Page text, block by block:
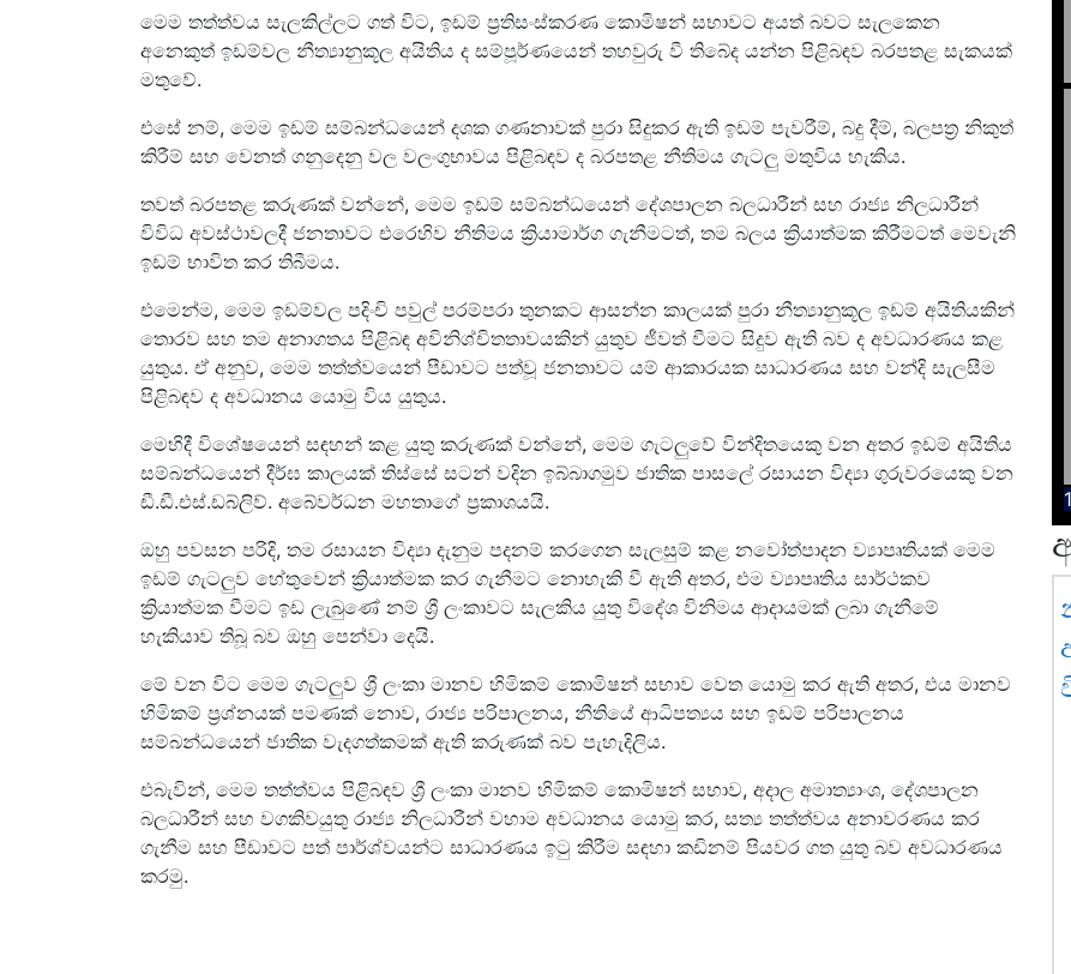
මෙම තත්ත්වය සැලකිල්ලට ගත් විට, ඉඩම් ප්‍රතිසංස්කරණ කොමිෂන් සභාවට අයත් බවට සැලකෙන
අනෙකුත් ඉඩම්වල නීත්‍යානුකූල අයිතිය ද සම්පූර්ණයෙන් තහවුරු වී තිබේද යන්න පිළිබඳව බරපතළ සැකයක්
මතුවේ.
එසේ නම්, මෙම ඉඩම් සම්බන්ධයෙන් දශක ගණනාවක් පුරා සිදුකර ඇති ඉඩම් පැවරීම්, බදු දීම්, බලපත්‍ර නිකුත්
කිරීම් සහ වෙනත් ගනුදෙනු වල වලංගුභාවය පිළිබඳව ද බරපතළ නීතිමය ගැටලු මතුවිය හැකිය.
තවත් බරපතළ කරුණක් වන්නේ, මෙම ඉඩම් සම්බන්ධයෙන් දේශපාලන බලධාරීන් සහ රාජ්‍ය නිලධාරීන්
විවිධ අවස්ථාවලදී ජනතාවට එරෙහිව නීතිමය ක්‍රියාමාර්ග ගැනීමටත්, තම බලය ක්‍රියාත්මක කිරීමටත් මෙවැනි
ඉඩම් භාවිත කර තිබීමය.
එමෙන්ම, මෙම ඉඩම්වල පදිංචි පවුල් පරම්පරා තුනකට ආසන්න කාලයක් පුරා නීත්‍යානුකූල ඉඩම් අයිතියකින්
තොරව සහ තම අනාගතය පිළිබඳ අවිනිශ්චිතතාවයකින් යුතුව ජීවත් වීමට සිදුව ඇති බව ද අවධාරණය කළ
යුතුය. ඒ අනුව, මෙම තත්ත්වයෙන් පීඩාවට පත්වූ ජනතාවට යම් ආකාරයක සාධාරණය සහ වන්දි සැලසීම
පිළිබඳව ද අවධානය යොමු විය යුතුය.
මෙහිදී විශේෂයෙන් සඳහන් කළ යුතු කරුණක් වන්නේ, මෙම ගැටලුවේ වින්දිතයෙකු වන අතර ඉඩම් අයිතිය
සම්බන්ධයෙන් දීර්ඝ කාලයක් තිස්සේ සටන් වදින ඉබ්බාගමුව ජාතික පාසලේ රසායන විද්‍යා ගුරුවරයෙකු වන
ඩී.ඩී.එස්.ඩබ්ලිව්. අබේවර්ධන මහතාගේ ප්‍රකාශයයි.
ඔහු පවසන පරිදි, තම රසායන විද්‍යා දැනුම පදනම් කරගෙන සැලසුම් කළ නවෝත්පාදන ව්‍යාපෘතියක් මෙම
ඉඩම් ගැටලුව හේතුවෙන් ක්‍රියාත්මක කර ගැනීමට නොහැකි වී ඇති අතර, එම ව්‍යාපෘතිය සාර්ථකව
ක්‍රියාත්මක වීමට ඉඩ ලැබුණේ නම් ශ්‍රී ලංකාවට සැලකිය යුතු විදේශ විනිමය ආදායමක් ලබා ගැනීමේ
හැකියාව තිබූ බව ඔහු පෙන්වා දෙයි.
මේ වන විට මෙම ගැටලුව ශ්‍රී ලංකා මානව හිමිකම් කොමිෂන් සභාව වෙත යොමු කර ඇති අතර, එය මානව
හිමිකම් ප්‍රශ්නයක් පමණක් නොව, රාජ්‍ය පරිපාලනය, නීතියේ ආධිපත්‍යය සහ ඉඩම් පරිපාලනය
සම්බන්ධයෙන් ජාතික වැදගත්කමක් ඇති කරුණක් බව පැහැදිලිය.
එබැවින්, මෙම තත්ත්වය පිළිබඳව ශ්‍රී ලංකා මානව හිමිකම් කොමිෂන් සභාව, අදාල අමාත්‍යාංශ, දේශපාලන
බලධාරීන් සහ වගකිවයුතු රාජ්‍ය නිලධාරීන් වහාම අවධානය යොමු කර, සත්‍ය තත්ත්වය අනාවරණය කර
ගැනීම සහ පීඩාවට පත් පාර්ශ්වයන්ට සාධාරණය ඉටු කිරීම සඳහා කඩිනම් පියවර ගත යුතු බව අවධාරණය
කරමු.
1